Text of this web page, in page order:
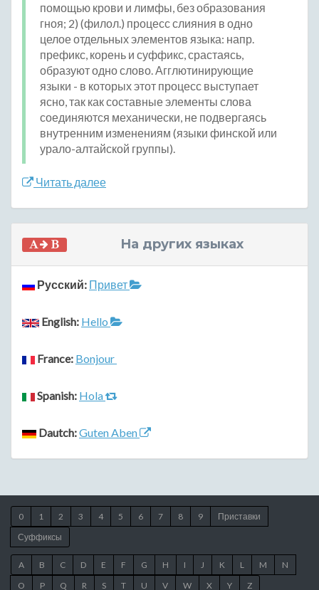
помощью крови и лимфы, без образования
гноя; 2) (филол.) процесс слияния в одно
целое отдельных элементов языка: напр.
префикс, корень и суффикс, срастаясь,
образуют одно слово. Агглютинирующие
языки - в которых этот процесс выступает
ясно, так как составные элементы слова
соединяются механически, не подвергаясь
внутренним изменениям (языки финской или
урало-алтайской группы).
Читать далее
На других языках
Русский: Привет
English: Hello
France: Bonjour
Spanish: Hola
Dautch:Guten Aben
0 1 2 3 4 5 6 7 8 9
Приставки
Суффиксы
A B C D E F G H I J K L M
N
O
P Q R S T U V W X Y Z